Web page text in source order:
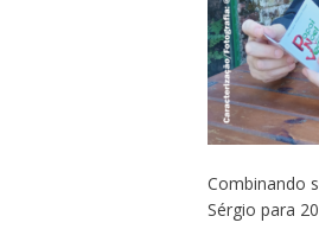
Combinando
Sérgio para